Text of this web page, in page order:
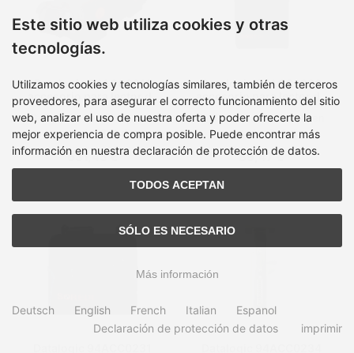
Datalogic 94ACC0211
accesorio para lector de
código de barras
Tiempo de entrega:en
inventario, 2-4 dias
631,43 €
Datalogic 94ACC0230
accesorio para lector de
código de barras
Tiempo de entrega:
inventario, 2-4 dias
89,47 €
Este sitio web utiliza cookies y otras
tecnologías.
Utilizamos cookies y tecnologías similares, también de terceros
proveedores, para asegurar el correcto funcionamiento del sitio
web, analizar el uso de nuestra oferta y poder ofrecerte la
mejor experiencia de compra posible. Puede encontrar más
información en nuestra declaración de protección de datos.
TODOS ACEPTAN
SÓLO ES NECESARIO
Más información
Deutsch English French Italian
Espanol
Declaración de protección de datos
imprimir